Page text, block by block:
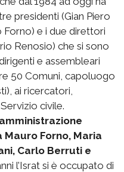
presidenti (Gian Piero
Forno) e i due direttori
Renosio) che si sono
e assembleari
50 Comuni, capoluogo
ai ricercatori,
civile.
Forno, Maria
Carlo Berruti e
l’Israt si è occupato di